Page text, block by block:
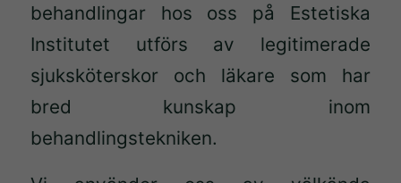
behandlingar hos oss på Estetiska
Institutet utförs av legitimerade
sjuksköterskor och läkare som har
bred kunskap inom
behandlingstekniken.